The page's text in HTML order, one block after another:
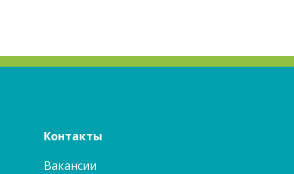
Контакты
Вакансии